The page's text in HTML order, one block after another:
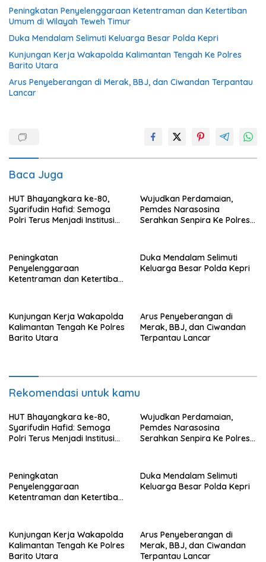
Peningkatan Penyelenggaraan Ketentraman dan Ketertiban
Umum di Wilayah Teweh Timur
Duka Mendalam Selimuti Keluarga Besar Polda Kepri
Kunjungan Kerja Wakapolda Kalimantan Tengah Ke Polres
Barito Utara
Arus Penyeberangan di Merak, BBJ, dan Ciwandan Terpantau
Lancar
Baca Juga
HUT Bhayangkara ke-80,
Syarifudin Hafid: Semoga
Polri Terus Menjadi Institusi
Wujudkan Perdamaian,
Pemdes Narasosina
Serahkan Senpira Ke Polres
Peningkatan
Penyelenggaraan
Ketentraman dan Ketertiban
Duka Mendalam Selimuti
Keluarga Besar Polda Kepri
Kunjungan Kerja Wakapolda
Kalimantan Tengah Ke Polres
Barito Utara
Arus Penyeberangan di
Merak, BBJ, dan Ciwandan
Terpantau Lancar
Rekomendasi untuk kamu
HUT Bhayangkara ke-80,
Syarifudin Hafid: Semoga
Polri Terus Menjadi Institusi
Wujudkan Perdamaian,
Pemdes Narasosina
Serahkan Senpira Ke Polres
Peningkatan
Penyelenggaraan
Ketentraman dan Ketertiban
Duka Mendalam Selimuti
Keluarga Besar Polda Kepri
Kunjungan Kerja Wakapolda
Kalimantan Tengah Ke Polres
Barito Utara
Arus Penyeberangan di
Merak, BBJ, dan Ciwandan
Terpantau Lancar